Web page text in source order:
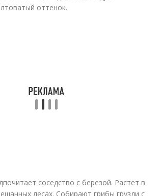
оттенок.
соседство с березой. Растет в
лесах. Собирают грибы грузди с